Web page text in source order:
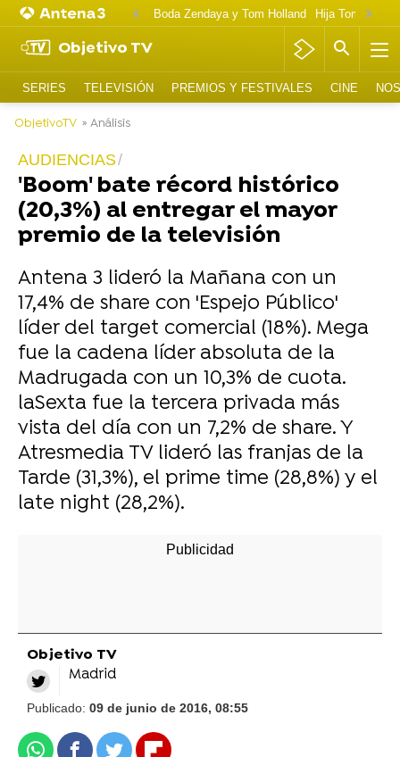
Boda Zendaya y Tom Holland Hija Tom
Objetivo TV
SERIES TELEVISIÓN PREMIOS Y FESTIVALES CINE
ObjetivoTV » Análisis
AUDIENCIAS
'Boom' bate récord histórico
(20,3%) al entregar el mayor
premio de la televisión
Antena 3 lideró la Mañana con un
17,4% de share con 'Espejo Público'
líder del target comercial (18%). Mega
fue la cadena líder absoluta de la
Madrugada con un 10,3% de cuota.
laSexta fue la tercera privada más
vista del día con un 7,2% de share. Y
Atresmedia TV lideró las franjas de la
Tarde (31,3%), el prime time (28,8%) y el
late night (28,2%).
Objetivo TV
Madrid
Publicado: 09 de junio de 2016, 08:55